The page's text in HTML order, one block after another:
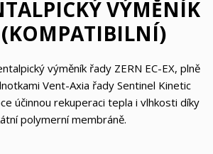
VÝMĚNÍK
výměník řady ZERN EC-EX, plně
Vent-Axia řady Sentinel Kinetic
účinnou rekuperaci tepla i vlhkosti díky
polymerní membráně.